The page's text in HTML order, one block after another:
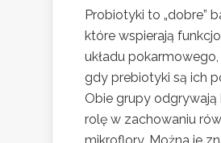
Probiotyki to „dobre”
które wspierają
układu
gdy prebiotyki są ich
Obie grupy odgrywają
rolę w zachowaniu